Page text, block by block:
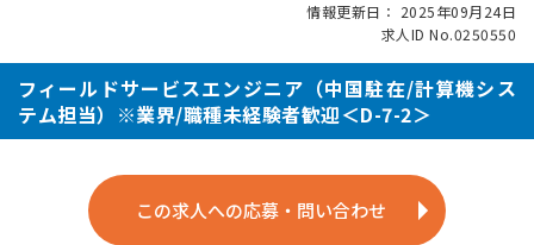
情報更新日： 2025年09月24日
求人ID No.0250550
フィールドサービスエンジニア（中国駐在/計算機シス
テム担当）※業界/職種未経験者歓迎＜D-7-2＞
この求人への応募・問い合わせ